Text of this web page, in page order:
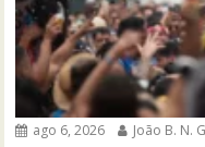
ago 6, 2026 João B. N.